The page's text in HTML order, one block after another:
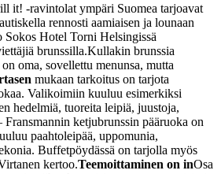
it! -ravintolat ympäri Suomea tarjoavat
rennosti aamiaisen ja lounaan
Sokos Hotel Torni Helsingissä
brunssilla.Kullakin brunssia
oma, sovellettu menunsa, mutta
mukaan tarkoitus on tarjota
Valikoimiin kuuluu esimerkiksi
hedelmiä, tuoreita leipiä, juustoja,
Fransmannin ketjubrunssin pääruoka on
paahtoleipää, uppomunia,
Buffetpöydässä on tarjolla myös
kertoo.Teemoittaminen on inOsa